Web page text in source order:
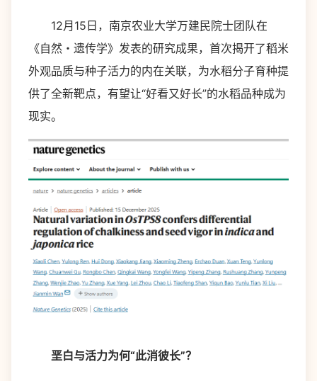
12月15日，南京农业大学万建民院士团队在
《自然・遗传学》发表的研究成果，首次揭开了稻米
外观品质与种子活力的内在关联，为水稻分子育种提
供了全新靶点，有望让“好看又好长”的水稻品种成为
现实。
垩白与活力为何“此消彼长”？